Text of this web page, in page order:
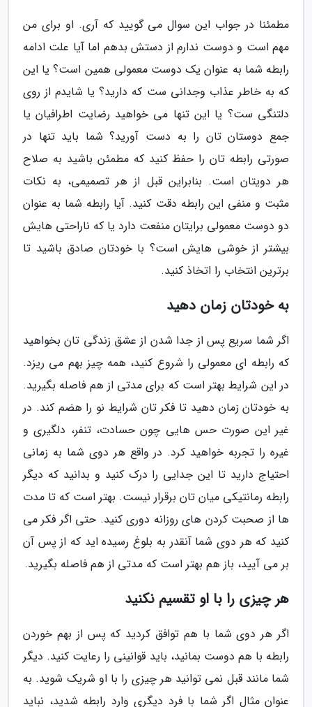
مطمئنا در جواب این سوال می گویید که آری. او برای من
مهم است و دوست ندارم از دستش بدهم اما آیا علت ادامه
رابطه شما به عنوان یک دوست معمولی همین است؟ یا این
که به خاطر عذاب وجدانی ست که دارید؟ یا شایدم از روی
دلتنگی ست؟ یا این تنها می خواهید رضایت اطرافیان یا
جمع دوستان تان را به دست آورید؟ شما باید تنها در
صورتی رابطه تان را حفظ کنید که مطمئن باشید به صلاح
هر دویتان است. بنابراین قبل از هر تصمیمی، به نکات
مثبت و منفی این رابطه دقت کنید. آیا رابطه شما به عنوان
دو دوست معمولی برایتان منفعت دارد یا که ناراحتی هایش
بیشتر از خوشی هایش است؟ با خودتان صادق باشید تا
برترین انتخاب را اتخاذ کنید.
به خودتان زمان دهید
اگر شما سریع پس از جدا شدن از عشق زندگی تان بخواهید
که رابطه ای معمولی را شروع کنید، همه چیز بهم می ریزد.
در این شرایط بهتر است که برای مدتی از هم فاصله بگیرید.
به خودتان زمان دهید تا فکر تان شرایط نو را هضم کند. در
غیر این صورت حس هایی چون حسادت، تنفر، دلگیری و
غیره را تجربه خواهید کرد. در واقع هر دوی شما به زمانی
احتیاج دارید تا این جدایی را درک کنید و بدانید که دیگر
رابطه رمانتیکی میان تان برقرار نیست. بهتر است که تا مدت
ها از صحبت کردن های روزانه دوری کنید. حتی اگر فکر می
کنید که هر دوی شما آنقدر به بلوغ رسیده اید که از پس آن
بر می آیید، باز هم بهتر است که مدتی از هم فاصله بگیرید.
هر چیزی را با او تقسیم نکنید
اگر هر دوی شما با هم توافق کردید که پس از بهم خوردن
رابطه با هم دوست بمانید، باید قوانینی را رعایت کنید. دیگر
شما مانند قبل نمی توانید هر چیزی را با او شریک شوید. به
عنوان مثال اگر شما با فرد دیگری وارد رابطه شدید، نباید